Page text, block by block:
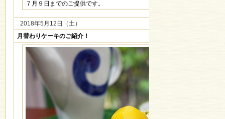
７月９日までのご提供です。
2018年5月12日（土）
月替わりケーキのご紹介！